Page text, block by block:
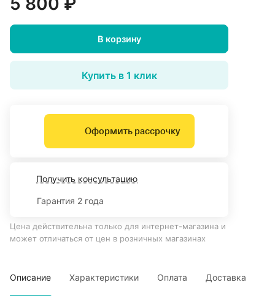
В корзину
Купить в 1 клик
Оформить рассрочку
Получить консультацию
Гарантия 2 года
Цена действительна только для интернет-магазина и
может отличаться от цен в розничных магазинах
Описание Характеристики Оплата Доставка